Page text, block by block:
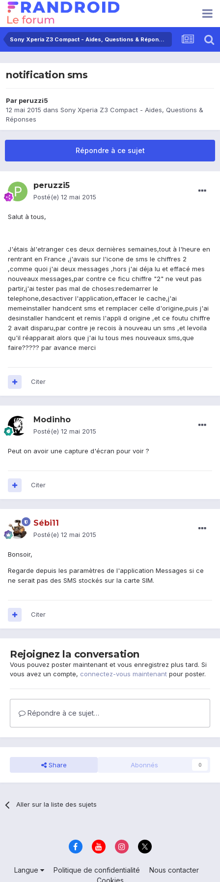
Sony Xperia Z3 Compact - Aides, Questions & Réponses
notification sms
Par peruzzi5
12 mai 2015 dans Sony Xperia Z3 Compact - Aides, Questions &
Réponses
Répondre à ce sujet
peruzzi5
Posté(e) 12 mai 2015
Salut à tous,
J'étais àl'etranger ces deux dernières semaines,tout à l'heure en
rentrant en France ,j'avais sur l'icone de sms le chiffres 2
,comme quoi j'ai deux messages ,hors j'ai déja lu et effacé mes
nouveaux messages,par contre ce ficu chiffre "2" ne veut pas
partir,j'ai tester pas mal de choses:redemarrer le
telephone,desactiver l'application,effacer le cache,j'ai
memeinstaller handcent sms et remplacer celle d'origine,puis j'ai
desinstaller handcent et remis l'appli d origine ,et ce foutu chiffre
2 avait disparu,par contre je recois à nouveau un sms ,et levoila
qu'il réapparait alors que j'ai lu tous mes nouveaux sms,que
faire????? par avance merci
Citer
Modinho
Posté(e) 12 mai 2015
Peut on avoir une capture d'écran pour voir ?
Citer
Sébi11
Posté(e) 12 mai 2015
Bonsoir,
Regarde depuis les paramètres de l'application Messages si ce
ne serait pas des SMS stockés sur la carte SIM.
Citer
Rejoignez la conversation
Vous pouvez poster maintenant et vous enregistrez plus tard. Si
vous avez un compte, connectez-vous maintenant pour poster.
Répondre à ce sujet…
Share Abonnés 0
Aller sur la liste des sujets
Langue Politique de confidentialité
Nous contacter
Cookies